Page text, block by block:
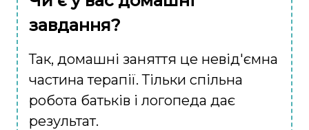
завдання?
Так, домашні заняття це невід'ємна
частина терапії. Тільки спільна
робота батьків і логопеда дає
результат.